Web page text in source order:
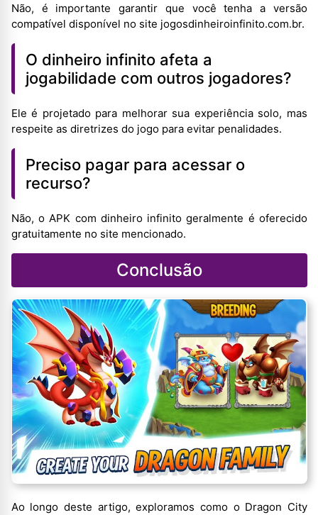
Não, é importante garantir que você tenha a versão
compatível disponível no site jogosdinheiroinfinito.com.br.
O dinheiro infinito afeta a
jogabilidade com outros jogadores?
Ele é projetado para melhorar sua experiência solo, mas
respeite as diretrizes do jogo para evitar penalidades.
Preciso pagar para acessar o
recurso?
Não, o APK com dinheiro infinito geralmente é oferecido
gratuitamente no site mencionado.
Conclusão
Ao longo deste artigo, exploramos como o Dragon City